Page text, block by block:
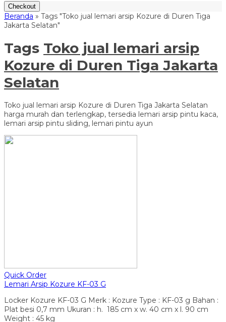
Checkout
Beranda » Tags "Toko jual lemari arsip Kozure di Duren Tiga
Jakarta Selatan"
Tags Toko jual lemari arsip
Kozure di Duren Tiga Jakarta
Selatan
Toko jual lemari arsip Kozure di Duren Tiga Jakarta Selatan
harga murah dan terlengkap, tersedia lemari arsip pintu kaca,
lemari arsip pintu sliding, lemari pintu ayun
Quick Order
Lemari Arsip Kozure KF-03 G
Locker Kozure KF-03 G Merk : Kozure Type : KF-03 g Bahan :
Plat besi 0,7 mm Ukuran : h. 185 cm x w. 40 cm x l. 90 cm
Weight : 45 kg